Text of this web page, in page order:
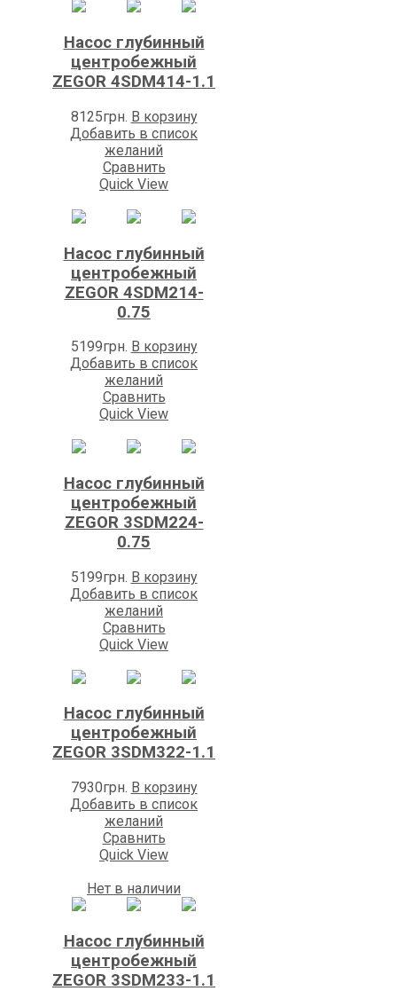
Насос глубинный
центробежный
ZEGOR 4SDM414-1.1
8125грн. В корзину
Добавить в список
желаний
Сравнить
Quick View
Насос глубинный
центробежный
ZEGOR 4SDM214-
0.75
5199грн. В корзину
Добавить в список
желаний
Сравнить
Quick View
Насос глубинный
центробежный
ZEGOR 3SDM224-
0.75
5199грн. В корзину
Добавить в список
желаний
Сравнить
Quick View
Насос глубинный
центробежный
ZEGOR 3SDM322-1.1
7930грн. В корзину
Добавить в список
желаний
Сравнить
Quick View
Нет в наличии
Насос глубинный
центробежный
ZEGOR 3SDM233-1.1